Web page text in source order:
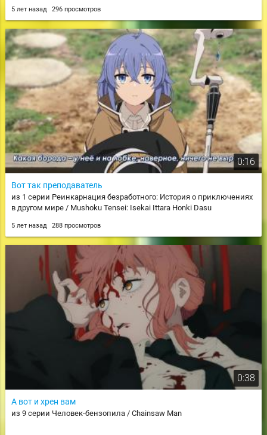
5 лет назад 296 просмотров
0:16
Вот так преподаватель
из 1 серии Реинкарнация безработного: История о приключениях
в другом мире / Mushoku Tensei: Isekai Ittara Honki Dasu
5 лет назад 288 просмотров
0:38
А вот и хрен вам
из 9 серии Человек-бензопила / Chainsaw Man